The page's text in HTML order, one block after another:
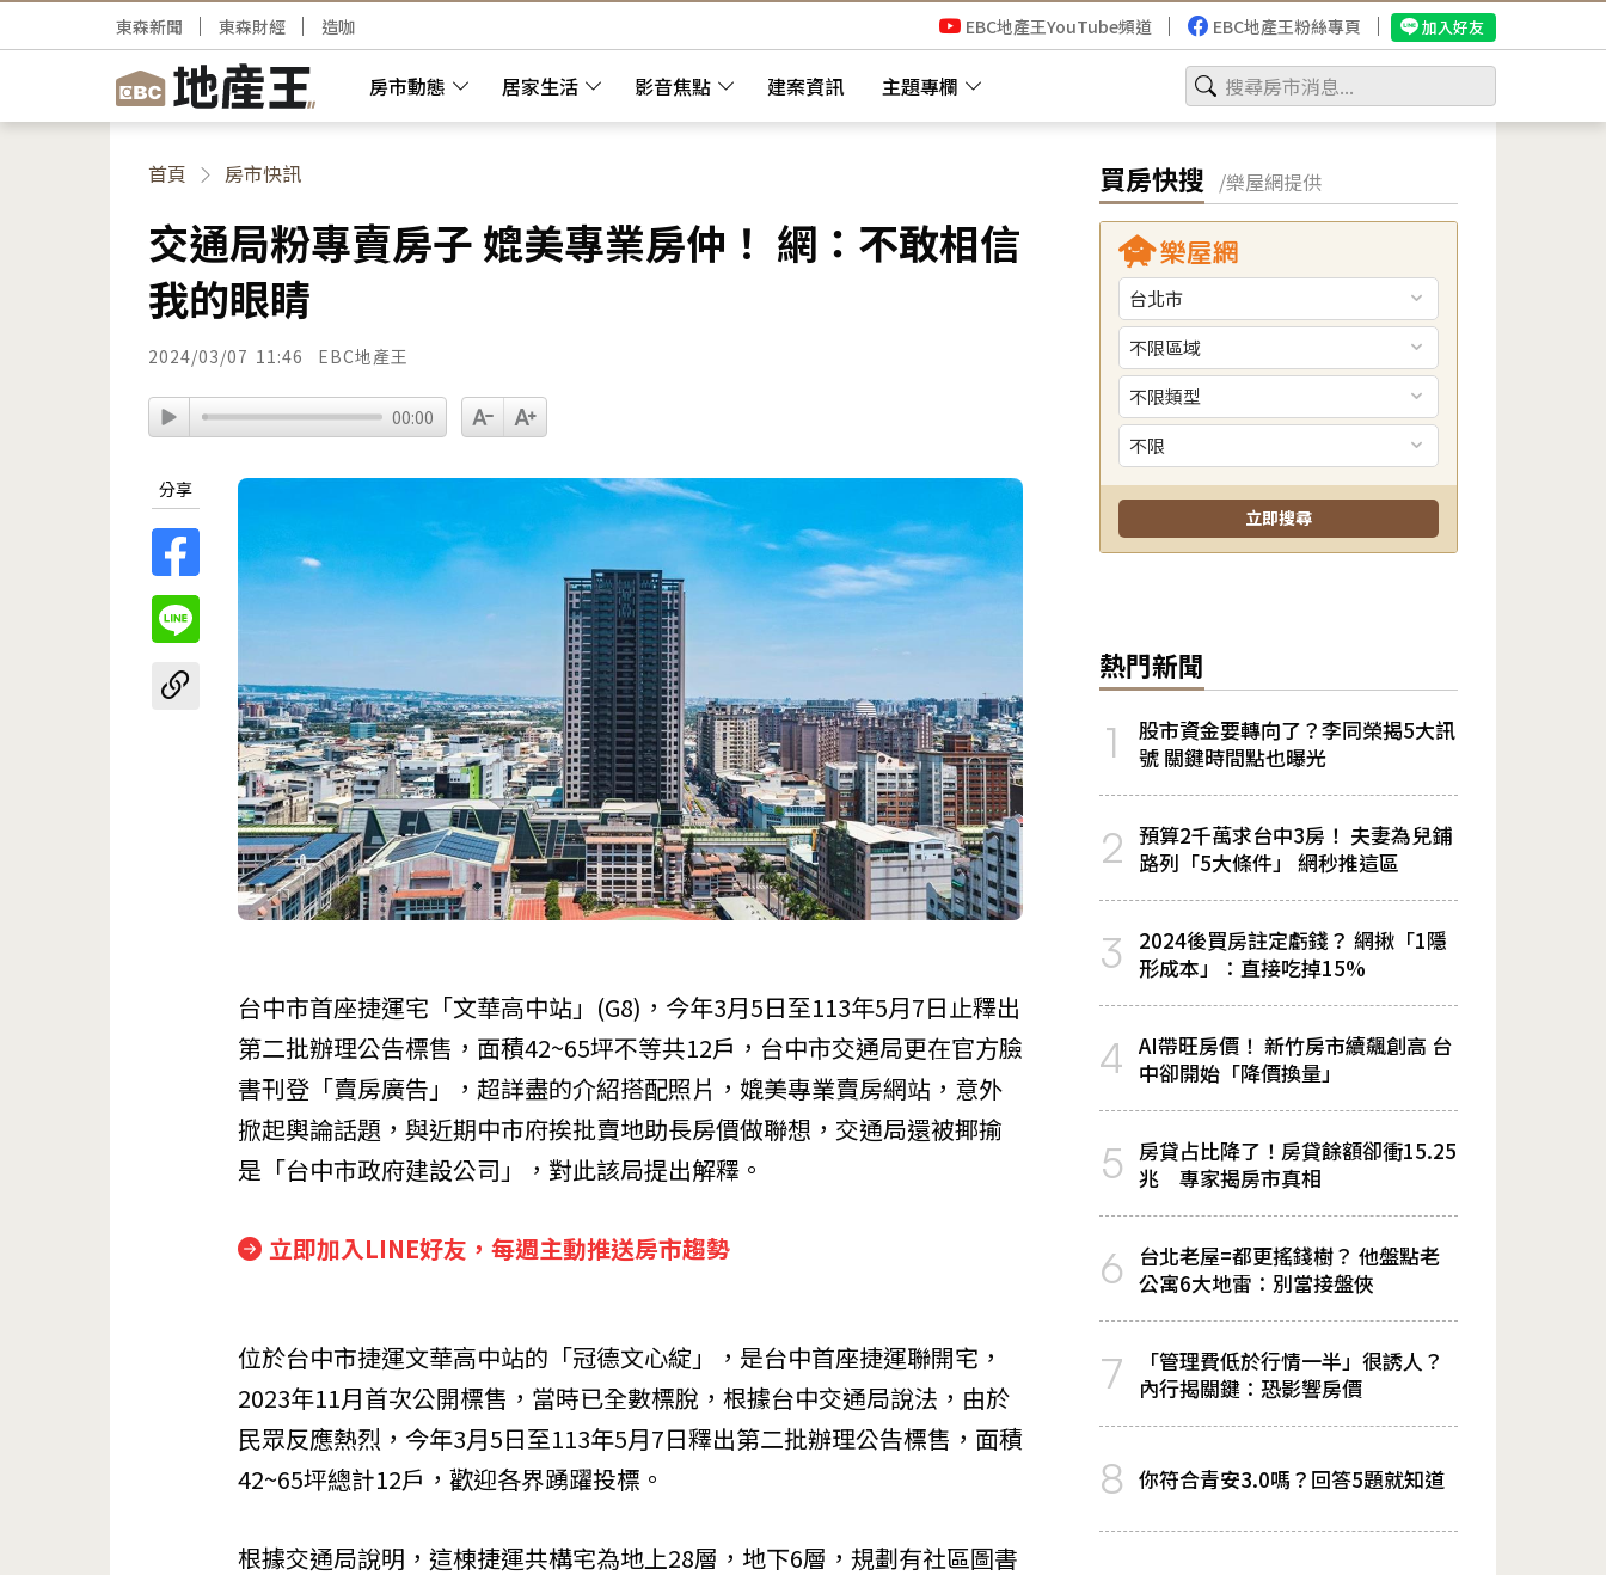
房市動態 居家生活 影音焦點 建案資訊 主題專欄
東森新聞 東森財經 造咖 EBC地產王YouTube頻道 EBC地產王粉絲專頁 加入好友
首頁 房市快訊
交通局粉專賣房子 媲美專業房仲！ 網：不敢相信
我的眼睛
2024/03/07 11:46 EBC地產王
00:00
分享
台中市首座捷運宅「文華高中站」(G8)，今年3月5日至113年5月7日止釋出
第二批辦理公告標售，面積42~65坪不等共12戶，台中市交通局更在官方臉
書刊登「賣房廣告」，超詳盡的介紹搭配照片，媲美專業賣房網站，意外
掀起輿論話題，與近期中市府挨批賣地助長房價做聯想，交通局還被揶揄
是「台中市政府建設公司」，對此該局提出解釋。
立即加入LINE好友，每週主動推送房市趨勢
位於台中市捷運文華高中站的「冠德文心綻」，是台中首座捷運聯開宅，
2023年11月首次公開標售，當時已全數標脫，根據台中交通局說法，由於
民眾反應熱烈，今年3月5日至113年5月7日釋出第二批辦理公告標售，面積
42~65坪總計12戶，歡迎各界踴躍投標。
根據交通局說明，這棟捷運共構宅為地上28層，地下6層，規劃有社區圖書
買房快搜 /樂屋網提供
熱門新聞
1
股市資金要轉向了？李同榮揭5大訊
號 關鍵時間點也曝光
2 預算2千萬求台中3房！ 夫妻為兒鋪
路列「5大條件」 網秒推這區
3
2024後買房註定虧錢？ 網揪「1隱
形成本」：直接吃掉15%
4 AI帶旺房價！ 新竹房市續飆創高 台
中卻開始「降價換量」
5 房貸占比降了！房貸餘額卻衝15.25
兆 專家揭房市真相
6
台北老屋=都更搖錢樹？ 他盤點老
公寓6大地雷：別當接盤俠
7
「管理費低於行情一半」很誘人？
內行揭關鍵：恐影響房價
8 你符合青安3.0嗎？回答5題就知道